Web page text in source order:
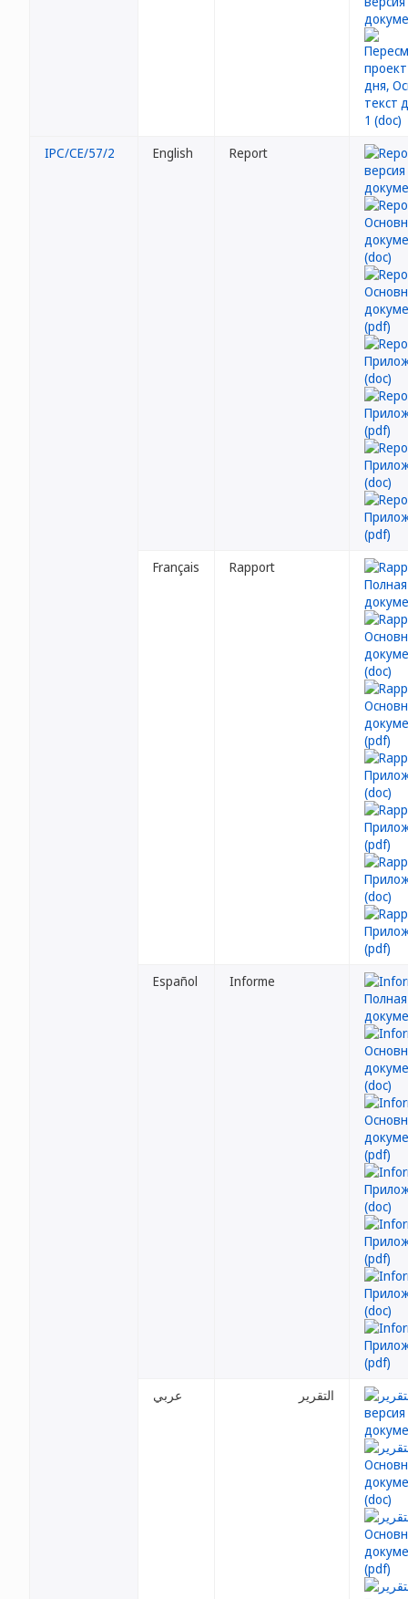
IPC/CE/57/2 English Report
Français Rapport
Español Informe
عربي التقرير